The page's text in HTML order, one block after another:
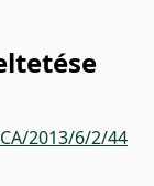
2013/6/2/44